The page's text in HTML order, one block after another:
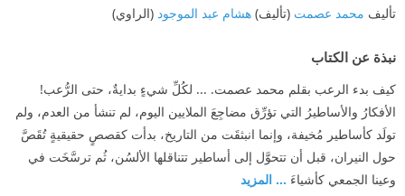
تأليف محمد عصمت (تأليف) هشام عبد الموجود (الراوي)
نبذة عن الكتاب
كيف بدء الرعب بقلم محمد عصمت. ... لكُلِّ شيءٍ بدايةٌ، حتى الرُّعب!
الأفكارُ والأساطيرُ التي تؤرِّق مضاجِعَ الملايين اليوم، لم تنشأ من العدم، ولم
تولَد كأساطير مُخيفة، وإنما انبثقَت من التاريخ، بدأت كقصصٍ حقيقيةٍ تُقَصَّ
حول النيران، قبل أن تتحوَّل إلى أساطير تتناقلها الألسُن، ثُم ترسَّخَت في
وعينا الجمعي كأشياءَ ... المزيد